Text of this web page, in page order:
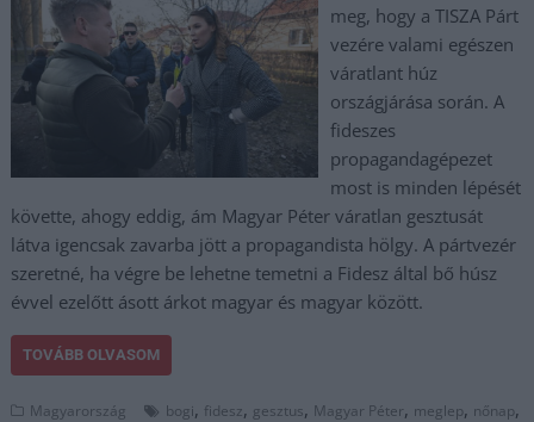
meg, hogy a TISZA Párt
vezére valami egészen
váratlant húz
országjárása során. A
fideszes
propagandagépezet
most is minden lépését
követte, ahogy eddig, ám Magyar Péter váratlan gesztusát
látva igencsak zavarba jött a propagandista hölgy. A pártvezér
szeretné, ha végre be lehetne temetni a Fidesz által bő húsz
évvel ezelőtt ásott árkot magyar és magyar között.
TOVÁBB OLVASOM
Magyarország bogi, fidesz, gesztus, Magyar Péter, meglep, nőnap,